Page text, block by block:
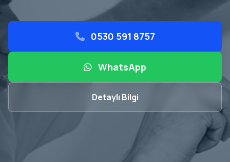
0530 591 8757
WhatsApp
Detaylı Bilgi